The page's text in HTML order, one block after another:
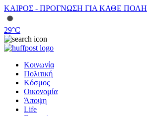
ΚΑΙΡΟΣ - ΠΡΟΓΝΩΣΗ ΓΙΑ ΚΑΘΕ ΠΟΛΗ
29°C
Κοινωνία
Πολιτική
Κόσμος
Οικονομία
Άποψη
Life